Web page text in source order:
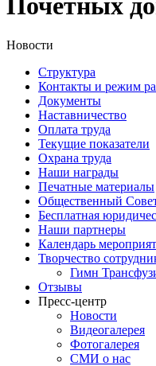
Почетных
Новости
Структура
Контакты и режим
Документы
Наставничество
Оплата труда
Текущие показатели
Охрана труда
Наши награды
Печатные материалы
Общественный
Бесплатная
Наши партнеры
Календарь
Творчество
Гимн
Отзывы
Пресс-центр
Новости
Видеогалерея
Фотогалерея
СМИ о нас